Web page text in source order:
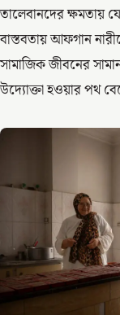
তালেবানদের ক্ষমতায়
বাস্তবতায় আফগান
সামাজিক জীবনের
উদ্যোক্তা হওয়ার পথ